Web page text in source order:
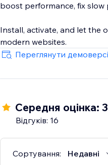
boost performance, fix slow
Install, activate, and let the
modern websites.
Переглянути
Середня оцінка:
Відгуків: 16
Сортування: Недавні